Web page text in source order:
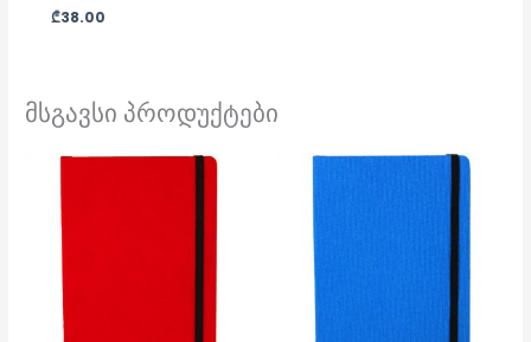
₾38.00
მსგავსი პროდუქტები